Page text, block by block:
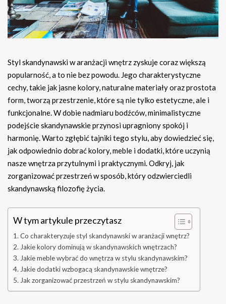
Styl skandynawski w aranżacji wnętrz zyskuje coraz większą
popularność, a to nie bez powodu. Jego charakterystyczne
cechy, takie jak jasne kolory, naturalne materiały oraz prostota
form, tworzą przestrzenie, które są nie tylko estetyczne, ale i
funkcjonalne. W dobie nadmiaru bodźców, minimalistyczne
podejście skandynawskie przynosi upragniony spokój i
harmonię. Warto zgłębić tajniki tego stylu, aby dowiedzieć się,
jak odpowiednio dobrać kolory, meble i dodatki, które uczynią
nasze wnętrza przytulnymi i praktycznymi. Odkryj, jak
zorganizować przestrzeń w sposób, który odzwierciedli
skandynawską filozofię życia.
W tym artykule przeczytasz
Co charakteryzuje styl skandynawski w aranżacji wnętrz?
Jakie kolory dominują w skandynawskich wnętrzach?
Jakie meble wybrać do wnętrza w stylu skandynawskim?
Jakie dodatki wzbogacą skandynawskie wnętrze?
Jak zorganizować przestrzeń w stylu skandynawskim?